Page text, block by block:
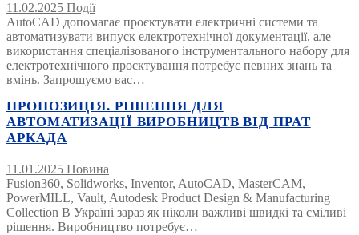
11.02.2025 Події
AutoCAD допомагає проєктувати електричні системи та
автоматизувати випуск електротехнічної документації, але
використання спеціалізованого інструментального набору для
електротехнічного проєктування потребує певних знань та
вмінь. Запрошуємо вас…
ПРОПОЗИЦІЯ. РІШЕННЯ ДЛЯ
АВТОМАТИЗАЦІЇ ВИРОБНИЦТВ ВІД ПРАТ
АРКАДА
11.01.2025 Новина
Fusion360, Solidworks, Inventor, AutoCAD, MasterCAM,
PowerMILL, Vault, Autodesk Product Design & Manufacturing
Collection В Україні зараз як ніколи важливі швидкі та сміливі
рішення. Виробництво потребує…